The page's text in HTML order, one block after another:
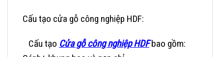
Cấu tạo cửa gỗ công nghiệp HDF:
Cấu tạo Cửa gỗ công nghiệp HDFbao gồm: